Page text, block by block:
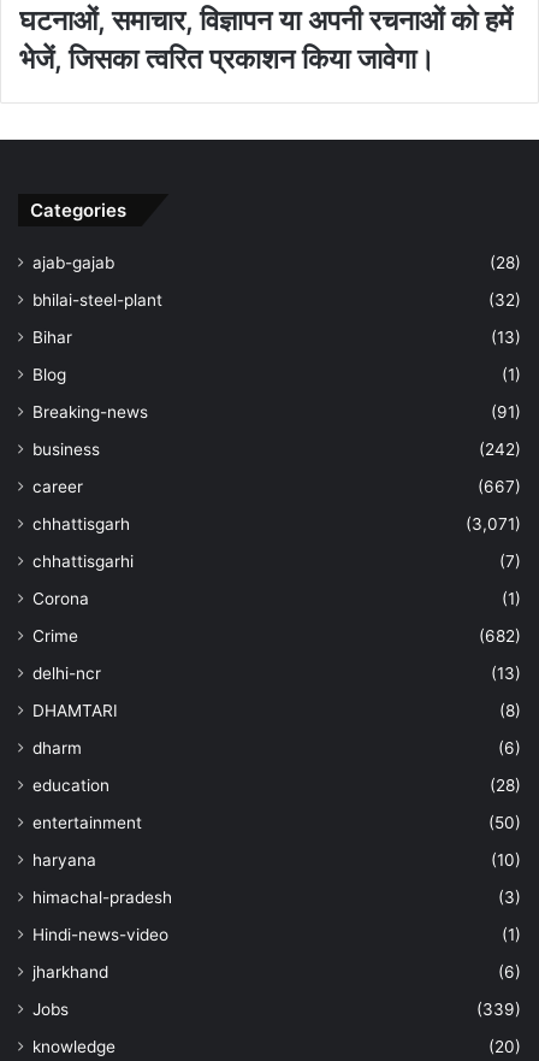
घटनाओं, समाचार, विज्ञापन या अपनी रचनाओं को हमें
भेजें, जिसका त्‍वरित प्रकाशन किया जावेगा।
Categories
ajab-gajab
(28)
bhilai-steel-plant
(32)
Bihar
(13)
Blog
(1)
Breaking-news
(91)
business
(242)
career
(667)
chhattisgarh
(3,071)
chhattisgarhi
(7)
Corona
(1)
Crime
(682)
delhi-ncr
(13)
DHAMTARI
(8)
dharm
(6)
education
(28)
entertainment
(50)
haryana
(10)
himachal-pradesh
(3)
Hindi-news-video
(1)
jharkhand
(6)
Jobs
(339)
knowledge
(20)